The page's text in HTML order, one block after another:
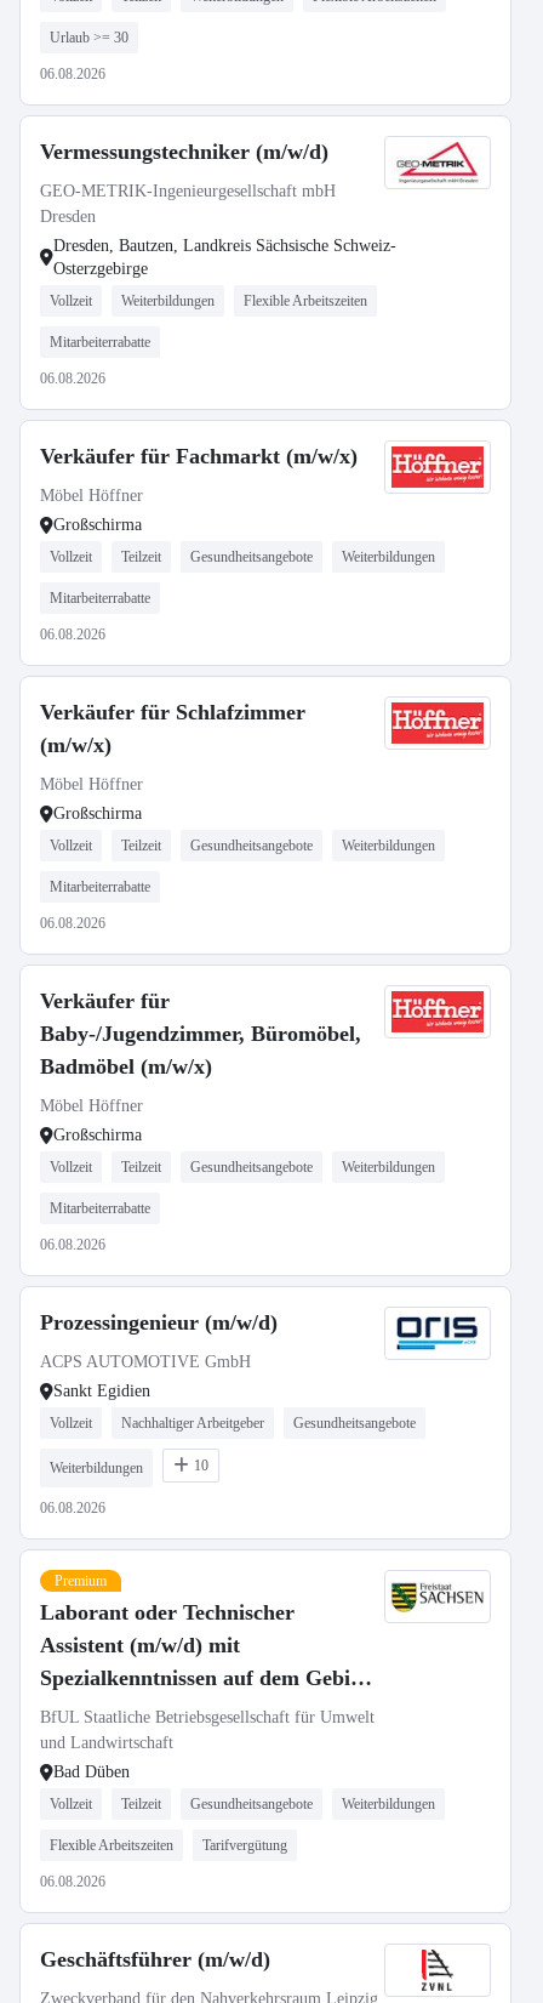
Urlaub >= 30
06.08.2026
Vermessungstechniker (m/w/d)
GEO-METRIK-Ingenieurgesellschaft mbH
Dresden
Dresden, Bautzen, Landkreis Sächsische Schweiz-
Osterzgebirge
Vollzeit Weiterbildungen Flexible Arbeitszeiten
Mitarbeiterrabatte
06.08.2026
Verkäufer für Fachmarkt (m/w/x)
Möbel Höffner
Großschirma
Vollzeit Teilzeit Gesundheitsangebote Weiterbildungen
Mitarbeiterrabatte
06.08.2026
Verkäufer für Schlafzimmer
(m/w/x)
Möbel Höffner
Großschirma
Vollzeit Teilzeit Gesundheitsangebote Weiterbildungen
Mitarbeiterrabatte
06.08.2026
Verkäufer für
Baby-/Jugendzimmer, Büromöbel,
Badmöbel (m/w/x)
Möbel Höffner
Großschirma
Vollzeit Teilzeit Gesundheitsangebote Weiterbildungen
Mitarbeiterrabatte
06.08.2026
Prozessingenieur (m/w/d)
ACPS AUTOMOTIVE GmbH
Sankt Egidien
Vollzeit Nachhaltiger Arbeitgeber Gesundheitsangebote
Weiterbildungen 10
06.08.2026
Premium
Laborant oder Technischer
Assistent (m/w/d) mit
Spezialkenntnissen auf dem Gebiet
der Umweltanalytik in Vollzeit /
Teilzeit
BfUL Staatliche Betriebsgesellschaft für Umwelt
und Landwirtschaft
Bad Düben
Vollzeit Teilzeit Gesundheitsangebote Weiterbildungen
Flexible Arbeitszeiten Tarifvergütung
06.08.2026
Geschäftsführer (m/w/d)
Zweckverband für den Nahverkehrsraum Leipzig